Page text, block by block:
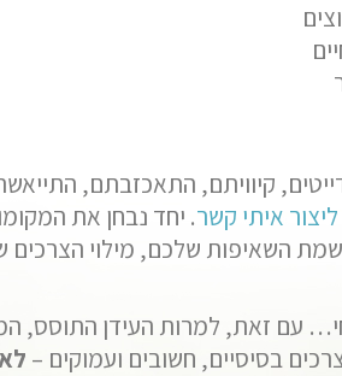
דייטים, קיוויתם, התאכזבתם,
ליצור איתי קשר. יחד נבחן את
השאיפות שלכם, מילוי הצרכים
עם זאת, למרות העידן התוסס,
בסיסיים, חשובים ועמוקים –